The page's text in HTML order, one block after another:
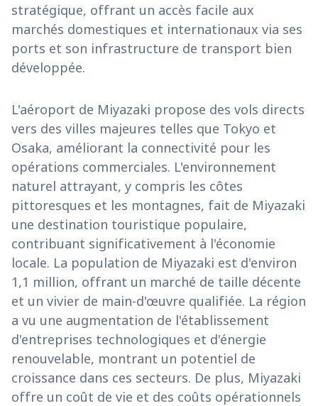
stratégique, offrant un accès facile aux
marchés domestiques et internationaux via ses
ports et son infrastructure de transport bien
développée.
L'aéroport de Miyazaki propose des vols directs
vers des villes majeures telles que Tokyo et
Osaka, améliorant la connectivité pour les
opérations commerciales. L'environnement
naturel attrayant, y compris les côtes
pittoresques et les montagnes, fait de Miyazaki
une destination touristique populaire,
contribuant significativement à l'économie
locale. La population de Miyazaki est d'environ
1,1 million, offrant un marché de taille décente
et un vivier de main-d'œuvre qualifiée. La région
a vu une augmentation de l'établissement
d'entreprises technologiques et d'énergie
renouvelable, montrant un potentiel de
croissance dans ces secteurs. De plus, Miyazaki
offre un coût de vie et des coûts opérationnels